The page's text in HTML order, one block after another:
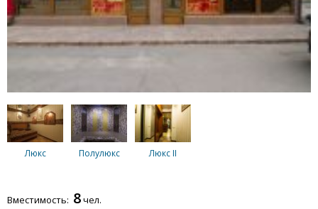
Люкс Полулюкс Люкс II
Вместимость: 8чел.